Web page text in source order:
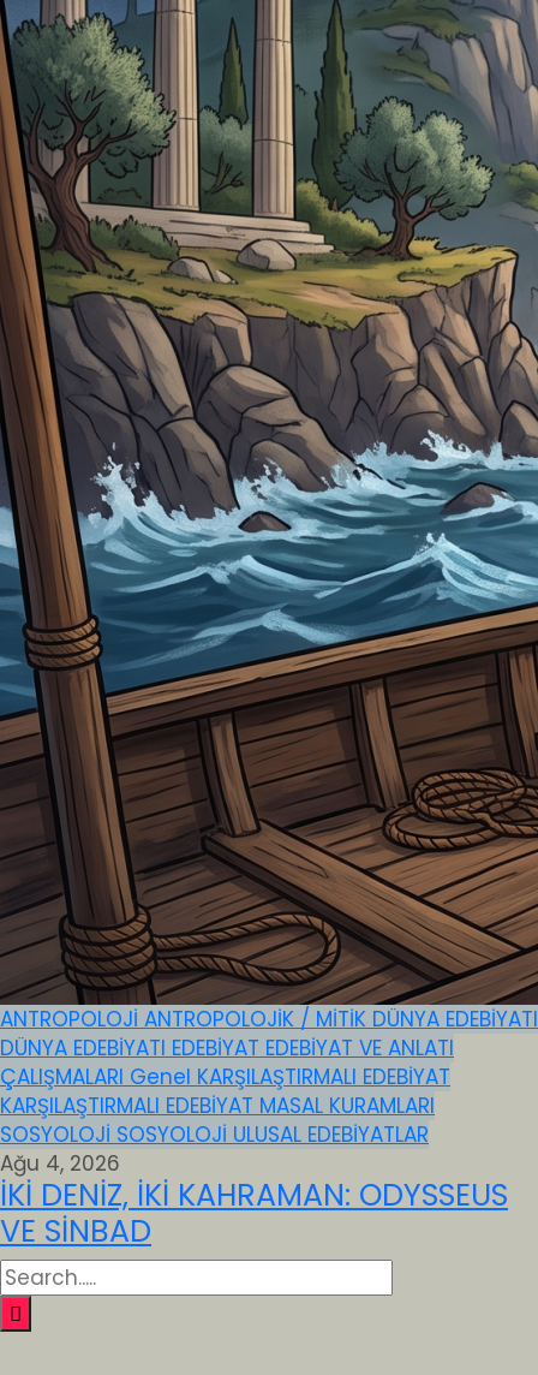
ANTROPOLOJİ ANTROPOLOJİK / MİTİK DÜNYA EDEBİYATI
DÜNYA EDEBİYATI EDEBİYAT EDEBİYAT VE ANLATI
ÇALIŞMALARI Genel KARŞILAŞTIRMALI EDEBİYAT
KARŞILAŞTIRMALI EDEBİYAT MASAL KURAMLARI
SOSYOLOJİ SOSYOLOJİ ULUSAL EDEBİYATLAR
Ağu 4, 2026
İKİ DENİZ, İKİ KAHRAMAN: ODYSSEUS
VE SİNBAD